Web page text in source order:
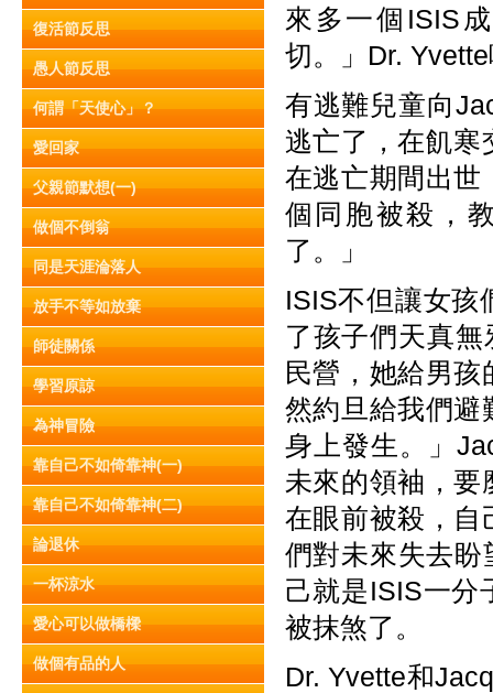
復活節反思
愚人節反思
何謂「天使心」？
愛回家
父親節默想(一)
做個不倒翁
同是天涯淪落人
放手不等如放棄
師徒關係
學習原諒
為神冒險
靠自己不如倚靠神(一)
靠自己不如倚靠神(二)
論退休
一杯涼水
愛心可以做橋樑
做個有品的人
來多一個ISIS
切。」Dr.
有逃難兒童向
逃亡了，在飢寒
在逃亡期間出世
個同胞被殺，
了。」
ISIS不但讓女孩
了孩子們天真
民營，她給男
然約旦給我們避
身上發生。」
未來的領袖，要
在眼前被殺，自
們對未來失去盼
己就是ISIS一分
被抹煞了。
Dr. Yvette和